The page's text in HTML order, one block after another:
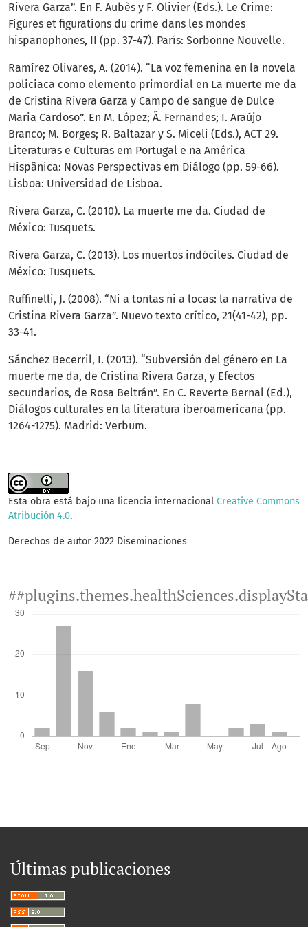
Rivera Garza”. En F. Aubès y F. Olivier (Eds.). Le Crime:
Figures et figurations du crime dans les mondes
hispanophones, II (pp. 37-47). París: Sorbonne Nouvelle.
Ramírez Olivares, A. (2014). “La voz femenina en la novela
policiaca como elemento primordial en La muerte me da
de Cristina Rivera Garza y Campo de sangue de Dulce
Maria Cardoso”. En M. López; Â. Fernandes; I. Araújo
Branco; M. Borges; R. Baltazar y S. Miceli (Eds.), ACT 29.
Literaturas e Culturas em Portugal e na América
Hispânica: Novas Perspectivas em Diálogo (pp. 59-66).
Lisboa: Universidad de Lisboa.
Rivera Garza, C. (2010). La muerte me da. Ciudad de
México: Tusquets.
Rivera Garza, C. (2013). Los muertos indóciles. Ciudad de
México: Tusquets.
Ruffinelli, J. (2008). “Ni a tontas ni a locas: la narrativa de
Cristina Rivera Garza”. Nuevo texto crítico, 21(41-42), pp.
33-41.
Sánchez Becerril, I. (2013). “Subversión del género en La
muerte me da, de Cristina Rivera Garza, y Efectos
secundarios, de Rosa Beltrán”. En C. Reverte Bernal (Ed.),
Diálogos culturales en la literatura iberoamericana (pp.
1264-1275). Madrid: Verbum.
Esta obra está bajo una licencia internacional Creative Commons
Atribución 4.0.
Derechos de autor 2022 Diseminaciones
Últimas publicaciones